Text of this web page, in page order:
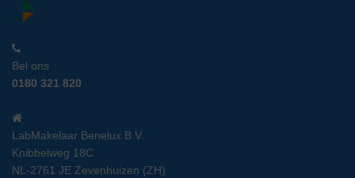
Bel ons
0180 321 820
LabMakelaar Benelux B.V.
Knibbelweg 18C
NL-2761 JE Zevenhuizen (ZH)